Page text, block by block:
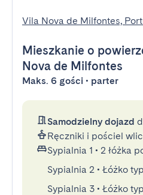
Vila Nova de Milfontes,
Mieszkanie o
Nova de Milfontes
Maks. 6 gości • parter
Samodzielny dojazd
Ręczniki i pościel
Sypialnia 1 • 2 łóżka
Sypialnia 2 • Łóżko
Sypialnia 3 • Łóżko